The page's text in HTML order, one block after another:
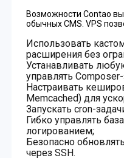
Возможности Contao
обычных CMS. VPS
Использовать
расширения без
Устанавливать
управлять
Настраивать
Memcached) для
Запускать cron-
Гибко управлять
логированием;
Безопасно
через SSH.